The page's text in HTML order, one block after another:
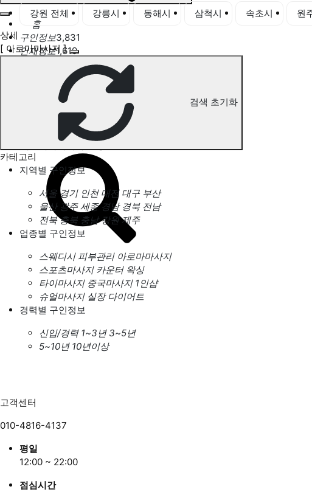
홈
구인정보3,831
인재정보1,619
고객센터
전국업체정보 마사지가이드
업체 서비스 관리
개인 서비스 관리
강원 전체 강릉시 동해시 삼척시 속초시 원
상세
[ 아로마마사지 ]
검색 초기화
카테고리
지역별 구인정보
서울 경기 인천 대전 대구 부산
울산 광주 세종 경남 경북 전남
전북 충북 충남 강원 제주
업종별 구인정보
스웨디시 피부관리 아로마마사지
스포츠마사지 카운터 왁싱
타이마사지 중국마사지 1인샵
슈얼마사지 실장 다이어트
경력별 구인정보
신입/경력 1~3년 3~5년
5~10년 10년이상
고객센터
010-4816-4137
평일
12:00 ~ 22:00
점심시간